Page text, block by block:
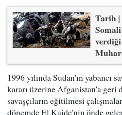
Tarih
1996 yılında Sudan'ın yabancı
kararı üzerine Afganistan'a geri
savaşçıların eğitilmesi
dönemde El Kaide'nin önde